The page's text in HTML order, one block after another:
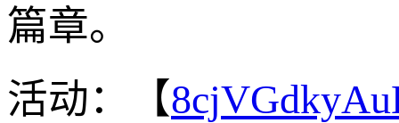
篇章。
活动：【